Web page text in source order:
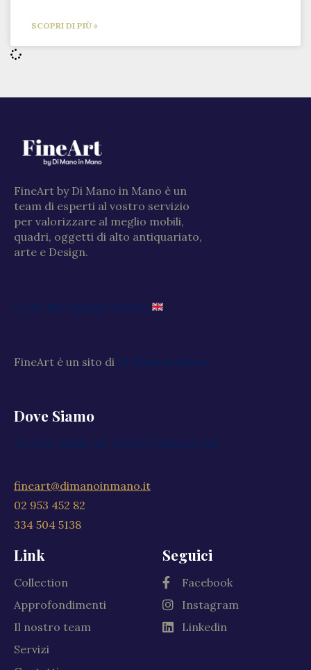
SCOPRI DI PIÙ »
FineArt by Di Mano in Mano è un
team di esperti al vostro servizio
per valorizzare al meglio mobili,
quadri, oggetti di alto antiquariato,
arte e Design.
Go to the English website
FineArt è un sito di Di Mano in Mano
Dove Siamo
Via XXV Aprile, 59, 20040 Cambiago MI
fineart@dimanoinmano.it
02 953 452 82
334 504 5138
Link
Collection
Approfondimenti
Il nostro team
Servizi
Seguici
Facebook
Instagram
Linkedin